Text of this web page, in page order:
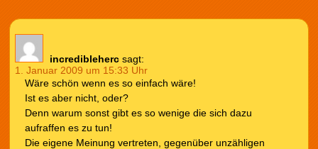
incredibleherc sagt:
1. Januar 2009 um 15:33 Uhr
Wäre schön wenn es so einfach wäre!
Ist es aber nicht, oder?
Denn warum sonst gibt es so wenige die sich dazu
aufraffen es zu tun!
Die eigene Meinung vertreten, gegenüber unzähligen